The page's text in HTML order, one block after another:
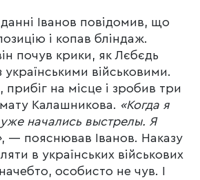
Іванов повідомив, що
і копав бліндаж.
почув крики, як Лєбєдь
українськими військовими.
прибіг на місце і зробив три
Калашникова. «Когда я
начались выстрелы. Я
, — пояснював Іванов. Наказу
в українських військових
особисто не чув. І